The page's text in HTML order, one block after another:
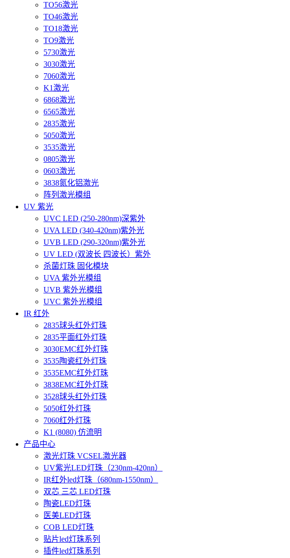
TO56激光
TO46激光
TO18激光
TO9激光
5730激光
3030激光
7060激光
K1激光
6868激光
6565激光
2835激光
5050激光
3535激光
0805激光
0603激光
3838氮化铝激光
阵列激光模组
UV 紫光
UVC LED (250-280nm)深紫外
UVA LED (340-420nm)紫外光
UVB LED (290-320nm)紫外光
UV LED (双波长 四波长）紫外
杀菌灯珠 固化模块
UVA 紫外光模组
UVB 紫外光模组
UVC 紫外光模组
IR 红外
2835球头红外灯珠
2835平面红外灯珠
3030EMC红外灯珠
3535陶瓷红外灯珠
3535EMC红外灯珠
3838EMC红外灯珠
3528球头红外灯珠
5050红外灯珠
7060红外灯珠
K1 (8080) 仿流明
产品中心
激光灯珠 VCSEL激光器
UV紫光LED灯珠（230nm-420nn）
IR红外led灯珠（680nm-1550nm）
双芯 三芯 LED灯珠
陶瓷LED灯珠
医美LED灯珠
COB LED灯珠
贴片led灯珠系列
插件led灯珠系列